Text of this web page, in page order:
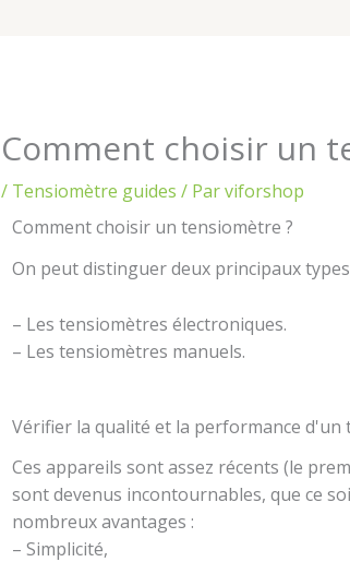
Comment choisir un
/ Tensiomètre guides / Parviforshop
Comment choisir un tensiomètre ?
On peut distinguer deux principaux
– Les tensiomètres électroniques.
– Les tensiomètres manuels.
Vérifier la qualité et la performance d'un
Ces appareils sont assez récents (le
sont devenus incontournables, que ce
nombreux avantages :
– Simplicité,